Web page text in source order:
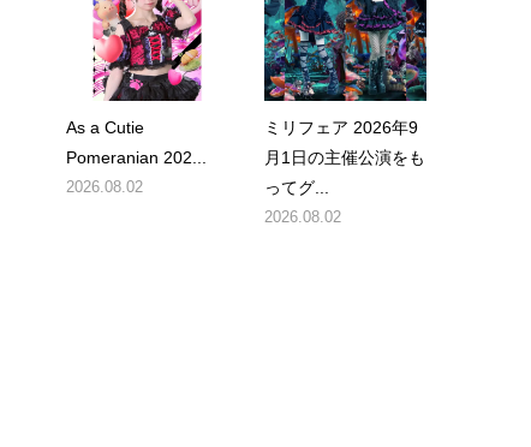
As a Cutie
Pomeranian 202...
2026.08.02
ミリフェア 2026年9
月1日の主催公演をも
ってグ...
2026.08.02